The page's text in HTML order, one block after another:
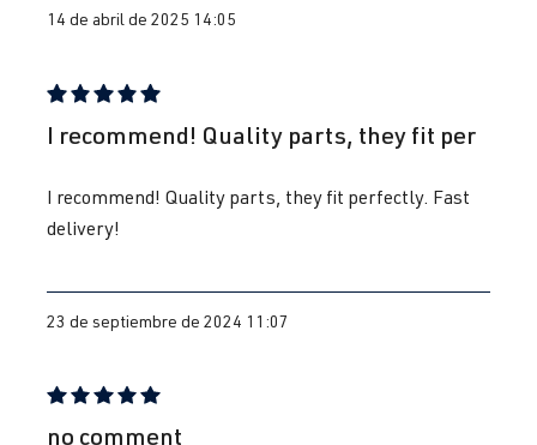
14 de abril de 2025 14:05
Reseña con calificación de 5 de 5 estrellas
I recommend! Quality parts, they fit per
I recommend! Quality parts, they fit perfectly. Fast
delivery!
23 de septiembre de 2024 11:07
Reseña con calificación de 5 de 5 estrellas
no comment